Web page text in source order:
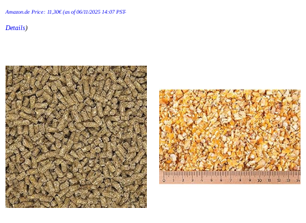
Amazon.de Price: 11,30€(as of 06/11/2025 14:07 PST-
Details)